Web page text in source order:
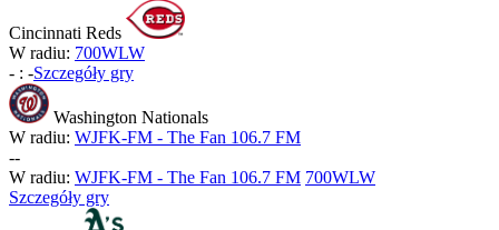
Cincinnati Reds
W radiu: 700WLW
- : -Szczegóły gry
Washington Nationals
W radiu: WJFK-FM - The Fan 106.7 FM
--
W radiu: WJFK-FM - The Fan 106.7 FM 700WLW
Szczegóły gry